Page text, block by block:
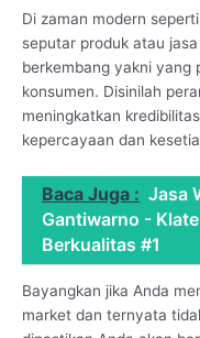
Di zaman modern
seputar produk atau
berkembang yakni yang
konsumen. Disinilah
meningkatkan
kepercayaan dan
Baca Juga : Jasa
Gantiwarno -
Berkualitas #1
Bayangkan jika Anda
market dan ternyata